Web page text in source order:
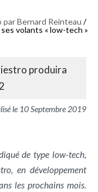
par Bernard Reinteau /
volants « low-tech »
produira
le 10 Septembre 2019
de type low-tech,
en développement
les prochains mois.